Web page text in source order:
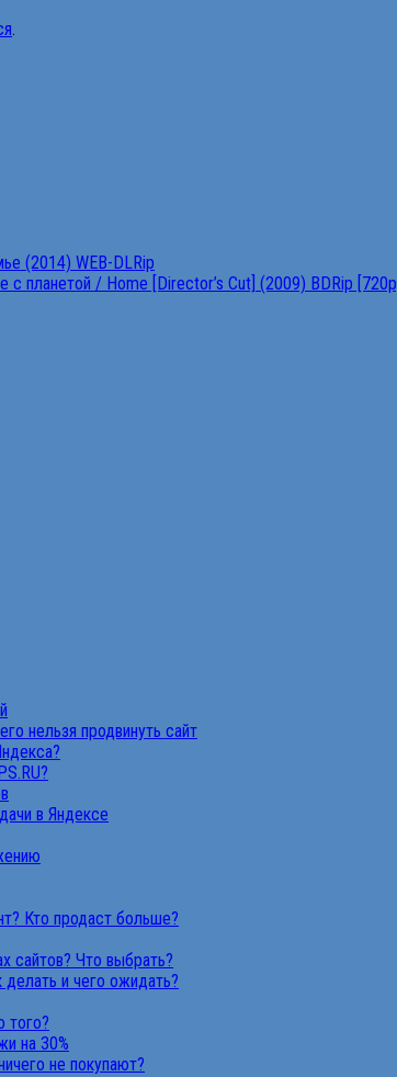
.
(2014) WEB-DLRip
планетой / Home [Director’s Cut] (2009) BDRip [720p]
нельзя продвинуть сайт
в Яндексе
Кто продаст больше?
сайтов? Что выбрать?
делать и чего ожидать?
того?
на 30%
не покупают?